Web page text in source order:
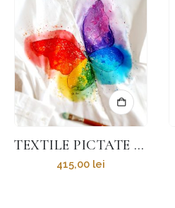
SOSETA 3 41-45
45,00 lei